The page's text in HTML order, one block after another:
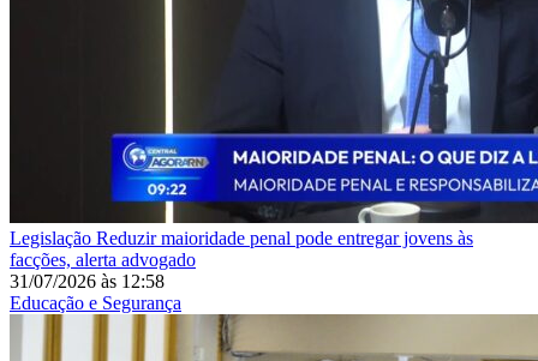
Legislação Reduzir maioridade penal pode entregar jovens às
facções, alerta advogado
31/07/2026 às 12:58
Educação e Segurança